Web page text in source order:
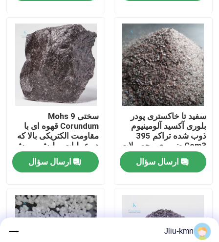
تور کارخانه
کنترل کیفیت
با ما تماس بگیرید
اخبار
پرونده ها
اکسید آلومینیوم ذوب شده
سفید تا خاکستری پودر
بلوری آکسید آلومینیوم
ذوب شده تراکم 395
Gcm3 ضروری محصولات
ریخته سازی دقیق مواد
اولیه
ارسال سؤال
سختی 9 Mohs
Corundum قهوه ای با
مقاومت الکتریکی بالا که
در عملیات پولیش و برش
استفاده می شود
ارسال سؤال
Jliu-kmn